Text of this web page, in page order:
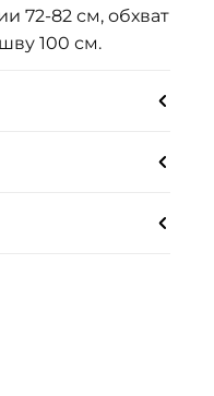
72-82 см, обхват
100 см.